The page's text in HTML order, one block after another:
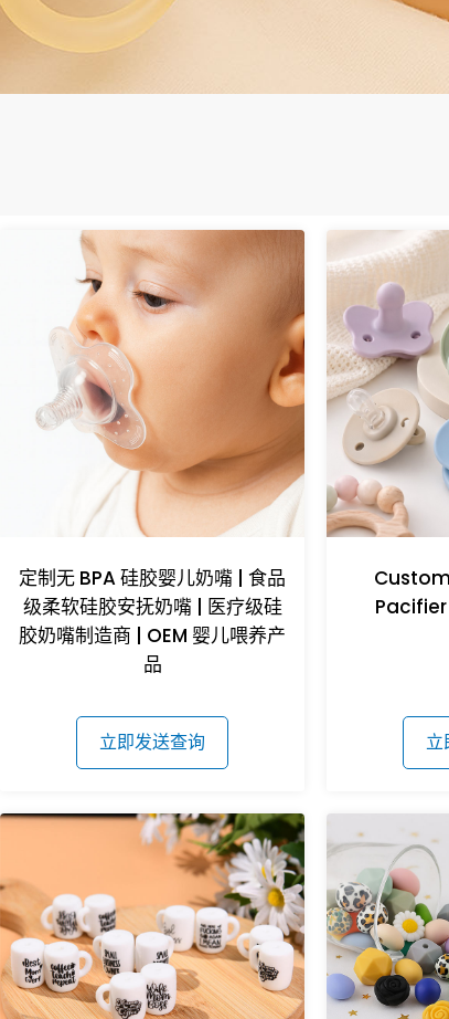
定制无 BPA 硅胶婴儿奶嘴 | 食品
级柔软硅胶安抚奶嘴 | 医疗级硅
胶奶嘴制造商 | OEM 婴儿喂养产
品
立即发送查询 立